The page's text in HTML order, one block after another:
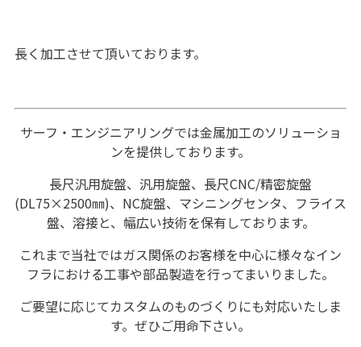
長く加工させて頂いております。
サーフ・エンジニアリングでは金属加工のソリューショ
ンを提供しております。
長尺汎用旋盤、汎用旋盤、長尺CNC/精密旋盤
(DL75×2500㎜)、NC旋盤、マシニングセンタ、フライス
盤、溶接と、幅広い技術を保有しております。
これまで当社ではガス関係のお客様を中心に様々なイン
フラにおける工事や部品製造を行ってまいりました。
ご要望に応じてカスタムのものづくりにも対応いたしま
す。ぜひご用命下さい。